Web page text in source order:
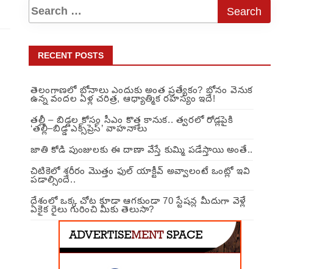
RECENT POSTS
తెలంగాణలో బోనాలు ఎందుకు అంత ప్రత్యేకం? బోనం వెనుక
ఉన్న వందల ఏళ్ల చరిత్ర, ఆధ్యాత్మిక రహస్యం ఇదే!
తల్లీ – బిడ్డల కోసం సీఎం కొత్త కానుక.. త్వరలో రోడ్లపైకి
‘తల్లీ–బిడ్డ ఎక్స్‌ప్రెస్’ వాహనాలు
జాతి కోడి పుంజులకు ఈ దాణా వేస్తే కుమ్మి పడేస్తాయి అంతే..
చిటికెలో శరీరం మొత్తం ఫుల్ యాక్టీవ్ అవ్వాలంటే ఒంట్లో ఇవి
పడాల్సిందే..
దేశంలో ఒక్క చోట కూడా ఆగకుండా 70 స్టేషన్ల మీదుగా వెళ్లే
ఏకైక రైలు గురించి మీకు తెలుసా?